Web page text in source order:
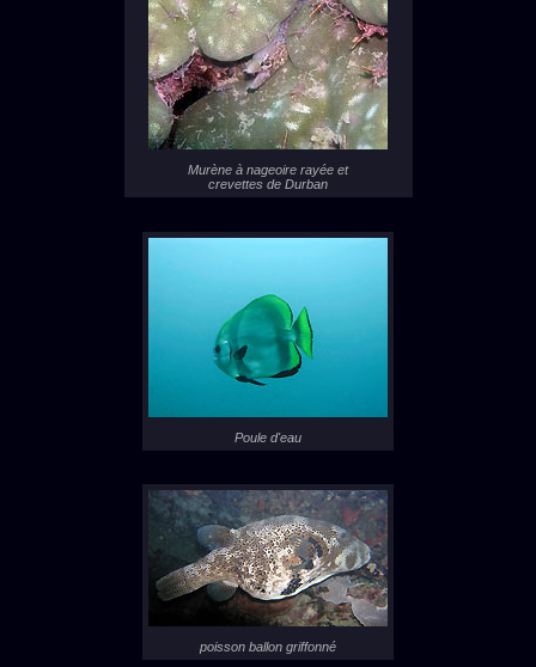
Murène à nageoire rayée et
crevettes de Durban
Poule d'eau
poisson ballon griffonné